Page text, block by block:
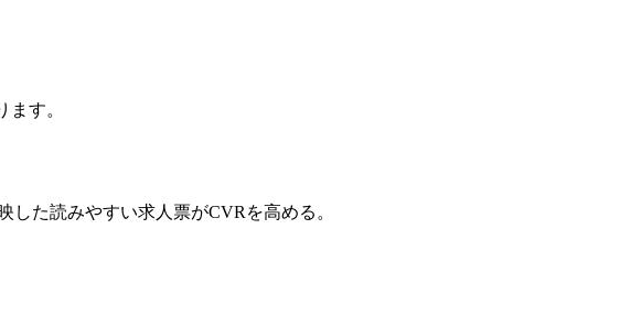
す。
た読みやすい求人票がCVRを高める。